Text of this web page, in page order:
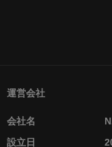
運営会社
会社名
設立日